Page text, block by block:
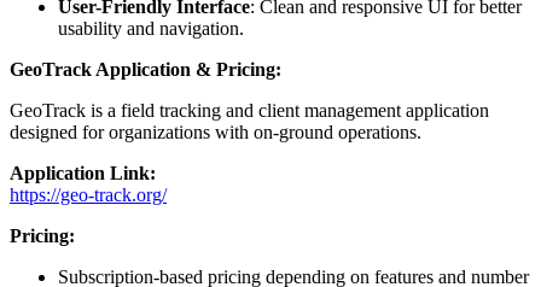
User-Friendly Interface: Clean and responsive UI for better
usability and navigation.
GeoTrack Application & Pricing:
GeoTrack is a field tracking and client management application
designed for organizations with on-ground operations.
Application Link:
https://geo-track.org/
Pricing:
Subscription-based pricing depending on features and number